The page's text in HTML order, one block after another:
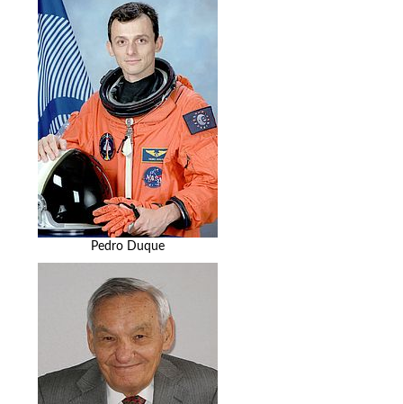
Pedro Duque